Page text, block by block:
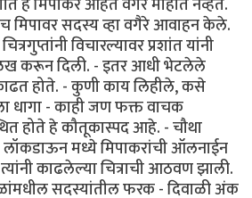
मिपावर सदस्य व्हा वगैरे आवाहन केले.
विचारल्यावर प्रशांत यांनी
करून दिली. - इतर आधी भेटलेले
होते. - कुणी काय लिहीले, कसे
धागा - काही जण फक्त वाचक
होते हे कौतूकास्पद आहे. - चौथा
लॉकडाऊन मध्ये मिपाकरांची ऑलनाईन
काढलेल्या चित्राची आठवण झाली.
सदस्यांतील फरक - दिवाळी अंक